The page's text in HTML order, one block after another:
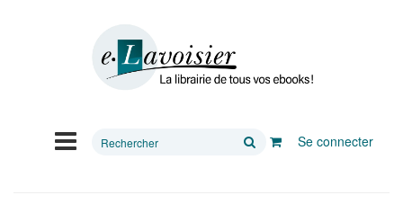
Rechercher
Se connecter